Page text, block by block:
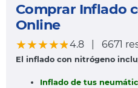
Comprar Inflado
Online
★★★★★
★★★★★4.8 |6671
El inflado con nitrógeno
Inflado de tus